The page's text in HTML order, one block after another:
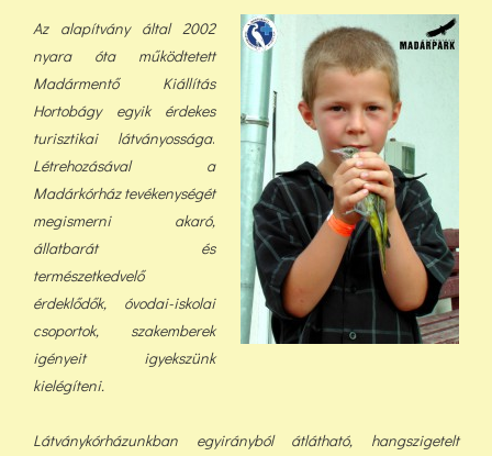
Az alapítvány által 2002
nyara óta működtetett
Madármentő Kiállítás
Hortobágy egyik érdekes
turisztikai látványossága.
Létrehozásával a
Madárkórház tevékenységét
megismerni akaró,
állatbarát és
természetkedvelő
érdeklődők, óvodai-iskolai
csoportok, szakemberek
igényeit igyekszünk
kielégíteni.
Látványkórházunkban egyirányból átlátható, hangszigetelt